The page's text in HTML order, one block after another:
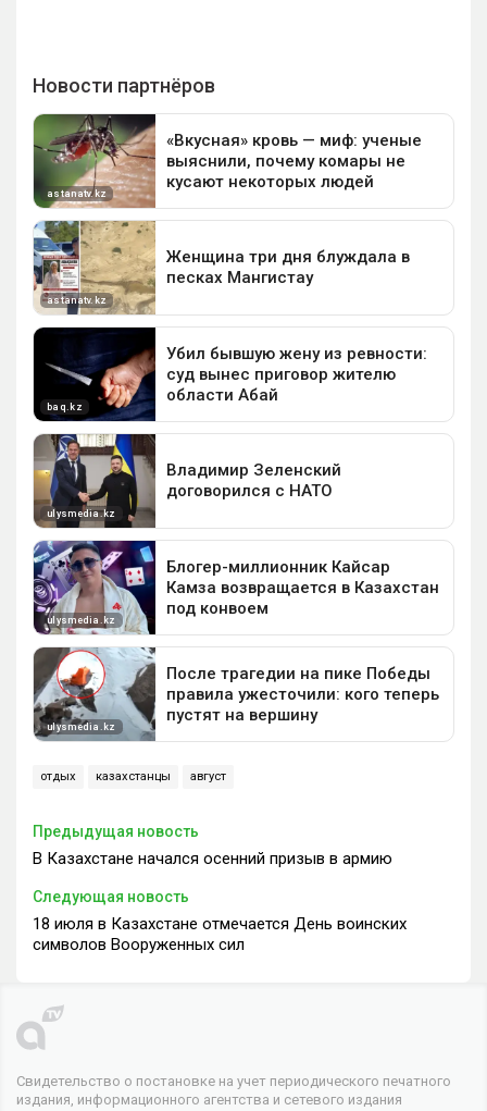
отдых казахстанцы август
Предыдущая новость
В Казахстане начался осенний призыв в армию
Следующая новость
18 июля в Казахстане отмечается День воинских
символов Вооруженных сил
Свидетельство о постановке на учет периодического печатного
издания, информационного агентства и сетевого издания